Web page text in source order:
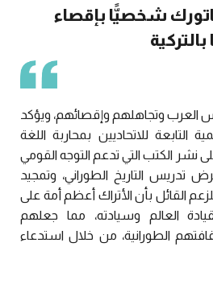
شخصيًّا بإقصاء
العرب وتجاهلهم وإقصائهم، ويؤكد
التابعة للاتحاديين بمحاربة اللغة
نشر الكتب التي تدعم التوجه القومي
تدريس التاريخ الطوراني، وتمجيد
القائل بأن الأتراك أعظم أمة على
العالم وسيادته، مما جعلهم
الطورانية، من خلال استدعاء